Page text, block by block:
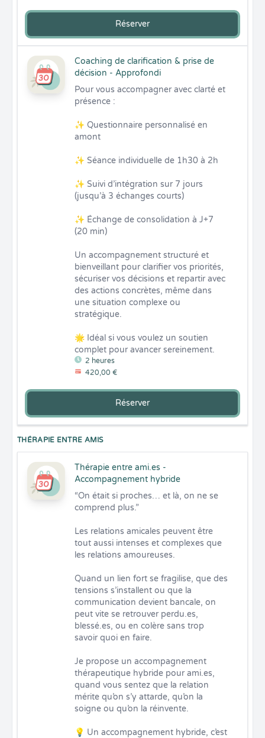
Réserver
Coaching de clarification & prise de
décision - Approfondi
2 heures
420,00 €
Pour vous accompagner avec clarté et
présence :
✨ Questionnaire personnalisé en
amont
✨ Séance individuelle de 1h30 à 2h
✨ Suivi d’intégration sur 7 jours
(jusqu’à 3 échanges courts)
✨ Échange de consolidation à J+7
(20 min)
Un accompagnement structuré et
bienveillant pour clarifier vos priorités,
sécuriser vos décisions et repartir avec
des actions concrètes, même dans
une situation complexe ou
stratégique.
🌟 Idéal si vous voulez un soutien
complet pour avancer sereinement.
Réserver
THÉRAPIE ENTRE AMIS
Thérapie entre ami.es -
Accompagnement hybride
“On était si proches… et là, on ne se
comprend plus.”
Les relations amicales peuvent être
tout aussi intenses et complexes que
les relations amoureuses.
Quand un lien fort se fragilise, que des
tensions s’installent ou que la
communication devient bancale, on
peut vite se retrouver perdu.es,
blessé.es, ou en colère sans trop
savoir quoi en faire.
Je propose un accompagnement
thérapeutique hybride pour ami.es,
quand vous sentez que la relation
mérite qu’on s’y attarde, qu’on la
soigne ou qu’on la réinvente.
💡 Un accompagnement hybride, c’est